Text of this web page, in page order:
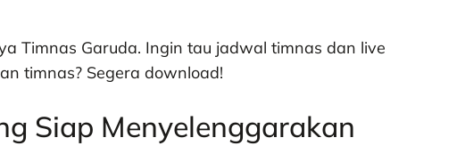
Timnas Garuda. Ingin tau jadwal timnas dan live
timnas? Segera download!
Siap Menyelenggarakan